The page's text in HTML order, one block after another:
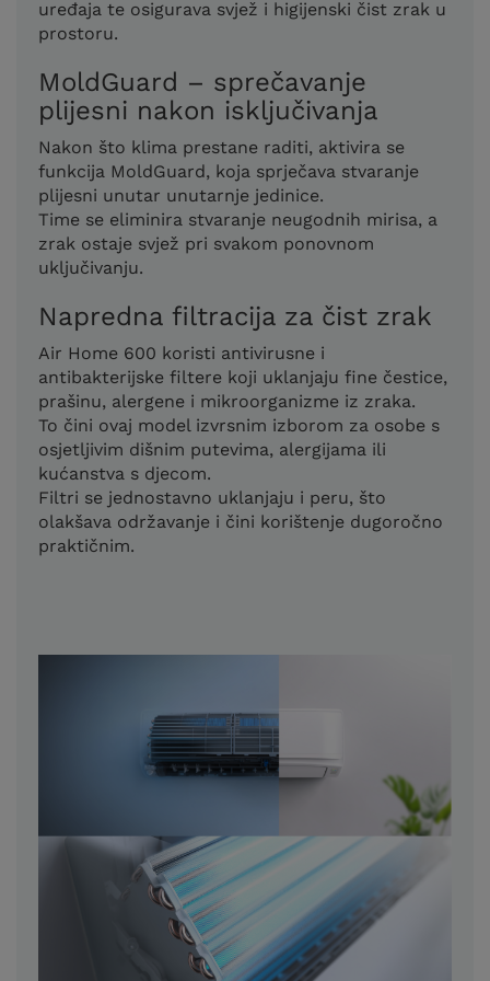
uređaja te osigurava svjež i higijenski čist zrak u
prostoru.
MoldGuard – sprečavanje
plijesni nakon isključivanja
Nakon što klima prestane raditi, aktivira se
funkcija MoldGuard, koja sprječava stvaranje
plijesni unutar unutarnje jedinice.
Time se eliminira stvaranje neugodnih mirisa, a
zrak ostaje svjež pri svakom ponovnom
uključivanju.
Napredna filtracija za čist zrak
Air Home 600 koristi antivirusne i
antibakterijske filtere koji uklanjaju fine čestice,
prašinu, alergene i mikroorganizme iz zraka.
To čini ovaj model izvrsnim izborom za osobe s
osjetljivim dišnim putevima, alergijama ili
kućanstva s djecom.
Filtri se jednostavno uklanjaju i peru, što
olakšava održavanje i čini korištenje dugoročno
praktičnim.